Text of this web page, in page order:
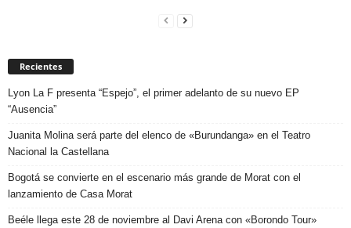
Recientes
Lyon La F presenta “Espejo”, el primer adelanto de su nuevo EP
“Ausencia”
Juanita Molina será parte del elenco de «Burundanga» en el Teatro
Nacional la Castellana
Bogotá se convierte en el escenario más grande de Morat con el
lanzamiento de Casa Morat
Beéle llega este 28 de noviembre al Davi Arena con «Borondo Tour»